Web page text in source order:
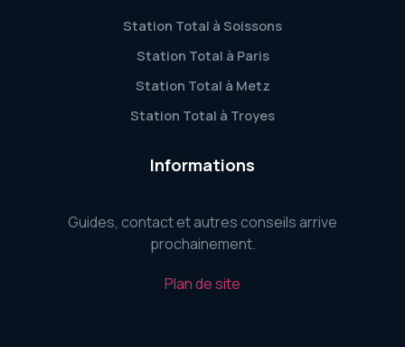
Station Total à Soissons
Station Total à Paris
Station Total à Metz
Station Total à Troyes
Informations
Guides, contact et autres conseils arrive
prochainement.
Plan de site